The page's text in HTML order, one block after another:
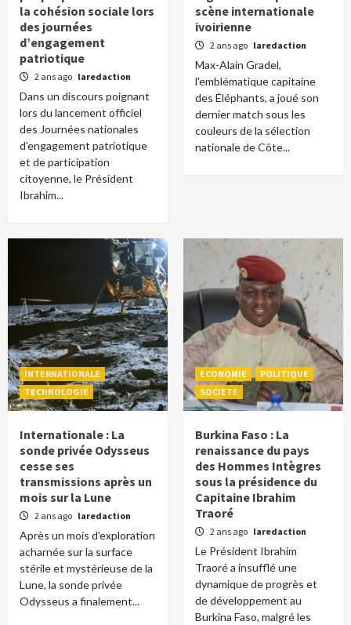
la cohésion sociale lors
des journées
d’engagement
patriotique
2 ans ago laredaction
Dans un discours poignant
lors du lancement officiel
des Journées nationales
d'engagement patriotique
et de participation
citoyenne, le Président
Ibrahim...
scène internationale
ivoirienne
2 ans ago laredaction
Max-Alain Gradel,
l'emblématique capitaine
des Éléphants, a joué son
dernier match sous les
couleurs de la sélection
nationale de Côte...
INTERNATIONALE
TECHNOLOGIE
Internationale : La
sonde privée Odysseus
cesse ses
transmissions après un
mois sur la Lune
2 ans ago laredaction
Après un mois d'exploration
acharnée sur la surface
stérile et mystérieuse de la
Lune, la sonde privée
Odysseus a finalement...
ECONOMIE
POLITIQUE
SOCIETE
Burkina Faso : La
renaissance du pays
des Hommes Intègres
sous la présidence du
Capitaine Ibrahim
Traoré
2 ans ago laredaction
Le Président Ibrahim
Traoré a insufflé une
dynamique de progrès et
de développement au
Burkina Faso, malgré les